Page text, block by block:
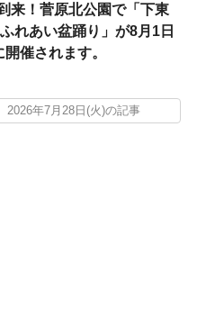
来！菅原北公園で「下東
れあい盆踊り」が8月1日
開催されます。
2026年7月28日(火)の記事